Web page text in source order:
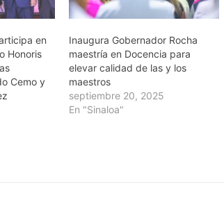
en
Honoris
Cemo y
Inaugura Gobernador Rocha
maestría en Docencia para
elevar calidad de las y los
maestros
septiembre 20, 2025
En "Sinaloa"